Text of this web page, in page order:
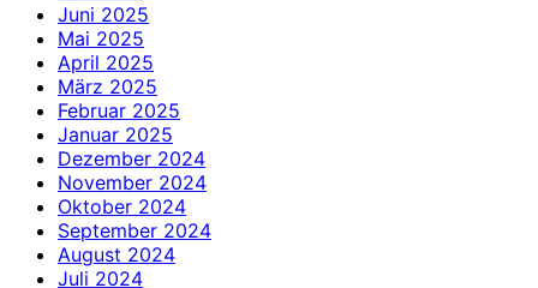
Juni 2025
Mai 2025
April 2025
März 2025
Februar 2025
Januar 2025
Dezember 2024
November 2024
Oktober 2024
September 2024
August 2024
Juli 2024